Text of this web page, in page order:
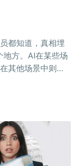
都知道，真相埋
方。AI在某些场
其他场景中则完